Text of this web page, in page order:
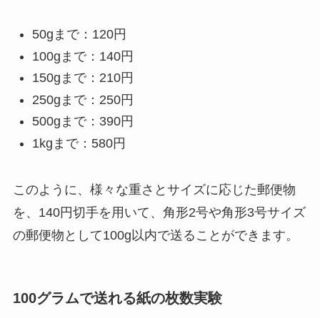
50gまで：120円
100gまで：140円
150gまで：210円
250gまで：250円
500gまで：390円
1kgまで：580円
このように、様々な重さとサイズに応じた郵便物
を、140円切手を用いて、角形2号や角形3号サイズ
の郵便物として100g以内で送ることができます。
100グラムで送れる紙の枚数実験